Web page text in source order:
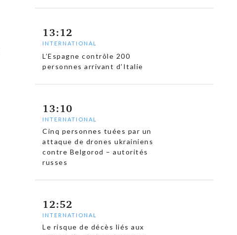
13:12
INTERNATIONAL
L’Espagne contrôle 200
personnes arrivant d’Italie
13:10
INTERNATIONAL
Cinq personnes tuées par un
attaque de drones ukrainiens
contre Belgorod – autorités
russes
12:52
INTERNATIONAL
Le risque de décès liés aux